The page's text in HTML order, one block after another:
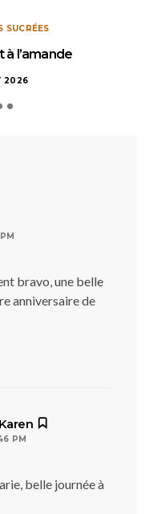
SUCRÉES
à l’amande
2026
bravo, une belle
anniversaire de
PM
belle journée à